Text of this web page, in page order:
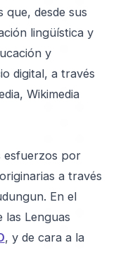
que, desde sus
lingüística y
y
digital, a través
Wikimedia
esfuerzos por
a través
En el
las Lenguas
, y de cara a la